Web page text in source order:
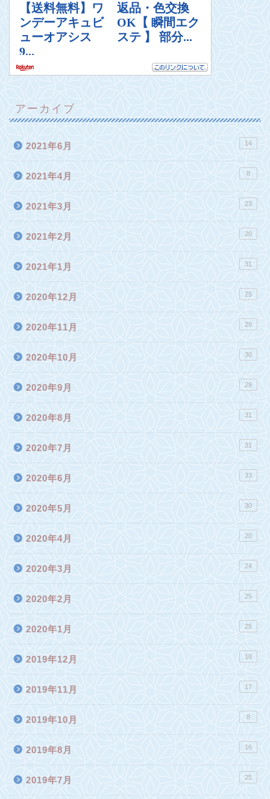
アーカイブ
2021年6月 14
2021年4月 8
2021年3月 23
2021年2月 20
2021年1月 31
2020年12月 25
2020年11月 29
2020年10月 30
2020年9月 29
2020年8月 31
2020年7月 31
2020年6月 33
2020年5月 30
2020年4月 20
2020年3月 24
2020年2月 25
2020年1月 25
2019年12月 18
2019年11月 17
2019年10月 8
2019年8月 16
2019年7月 25